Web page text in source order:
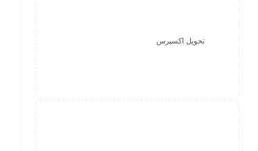
تحویل اکسپرس